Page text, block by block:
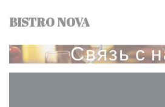
BISTRO NOVA
Связь с